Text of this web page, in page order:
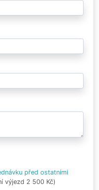
před ostatními
výjezd 2 500 Kč)